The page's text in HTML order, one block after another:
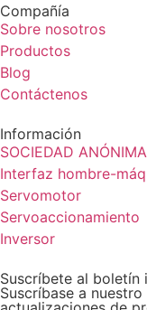
Compañía
Sobre nosotros
Productos
Blog
Contáctenos
Información
SOCIEDAD ANÓNIMA
Interfaz hombre-
Servomotor
Servoaccionamiento
Inversor
Suscríbete al boletín
Suscríbase a